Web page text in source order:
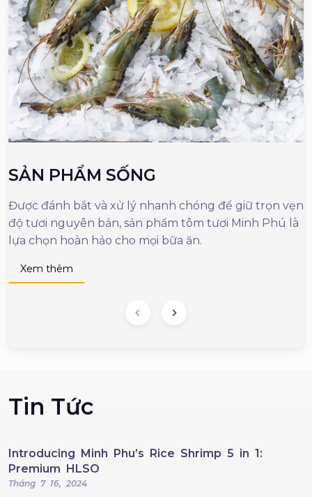
SẢN PHẨM SỐNG
Được đánh bắt và xử lý nhanh chóng để giữ trọn vẹn
độ tươi nguyên bản, sản phẩm tôm tươi Minh Phú là
lựa chọn hoàn hảo cho mọi bữa ăn.
Xem thêm
Tin Tức
Introducing Minh Phu’s Rice Shrimp 5 in 1:
Premium HLSO
Tháng 7 16, 2024